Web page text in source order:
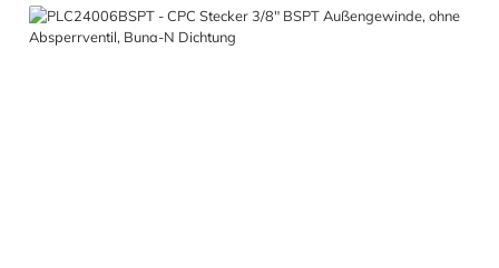
hochzuverlässiges Steckverbindersystem, das eine
mechanische Verbindungen bietet. Es wird in einer Vielzahl von